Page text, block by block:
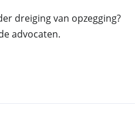
dreiging van opzegging?
advocaten.